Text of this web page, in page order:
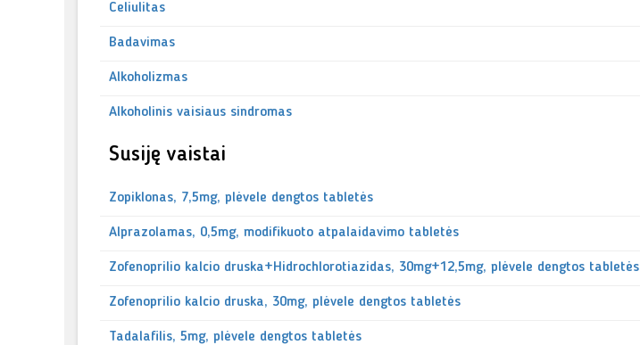
Celiulitas
Badavimas
Alkoholizmas
Alkoholinis vaisiaus sindromas
Susiję vaistai
Zopiklonas, 7,5mg, plėvele dengtos tabletės
Alprazolamas, 0,5mg, modifikuoto atpalaidavimo tabletės
Zofenoprilio kalcio druska+Hidrochlorotiazidas, 30mg+12,5mg, plėvele dengtos tabletės
Zofenoprilio kalcio druska, 30mg, plėvele dengtos tabletės
Tadalafilis, 5mg, plėvele dengtos tabletės